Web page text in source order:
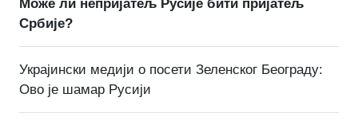
Може ли непријатељ Русије бити пријатељ
Србије?
Украјински медији о посети Зеленског Београду:
Ово је шамар Русији